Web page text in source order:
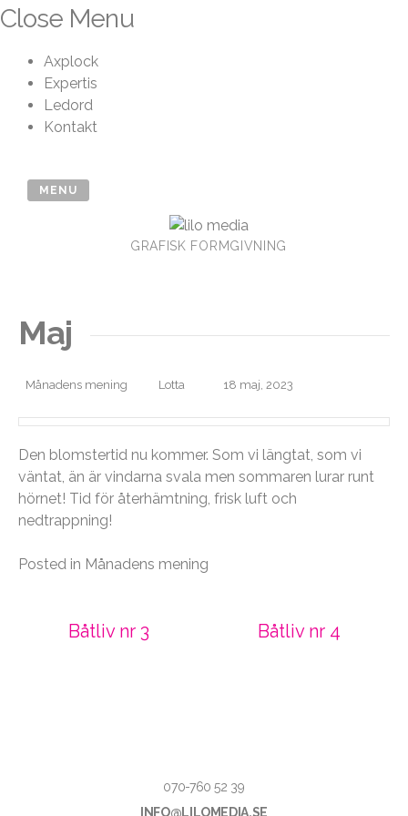
Skip
to
content
Close Menu
Axplock
Expertis
Ledord
Kontakt
GRAFISK FORMGIVNING
MENU
Maj
Månadens mening Lotta 18 maj, 2023
Den blomstertid nu kommer. Som vi längtat, som vi
väntat, än är vindarna svala men sommaren lurar runt
hörnet! Tid för återhämtning, frisk luft och
nedtrappning!
Posted in Månadens mening
PostBåtliv nr 3 Båtliv nr 4
070-760 52 39
INFO@LILOMEDIA.SE